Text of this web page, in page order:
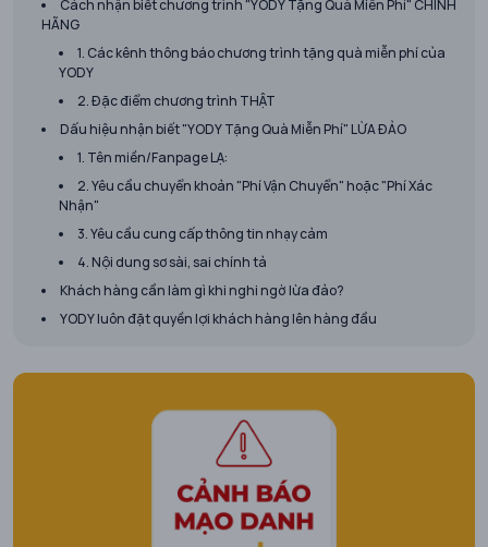
Cách nhận biết chương trình "YODY Tặng Quà Miễn Phí" CHÍNH
HÃNG
1. Các kênh thông báo chương trình tặng quà miễn phí của
YODY
2. Đặc điểm chương trình THẬT
Dấu hiệu nhận biết "YODY Tặng Quà Miễn Phí" LỪA ĐẢO
1. Tên miền/Fanpage LẠ:
2. Yêu cầu chuyển khoản "Phí Vận Chuyển" hoặc "Phí Xác
Nhận"
3. Yêu cầu cung cấp thông tin nhạy cảm
4. Nội dung sơ sài, sai chính tả
Khách hàng cần làm gì khi nghi ngờ lừa đảo?
YODY luôn đặt quyền lợi khách hàng lên hàng đầu